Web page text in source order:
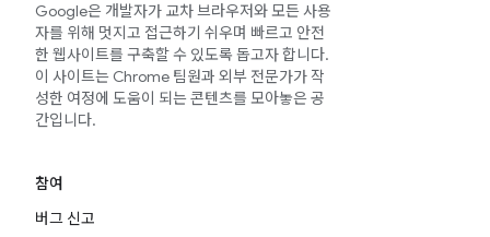
Google은 개발자가 교차 브라우저와 모든 사용
자를 위해 멋지고 접근하기 쉬우며 빠르고 안전
한 웹사이트를 구축할 수 있도록 돕고자 합니다.
이 사이트는 Chrome 팀원과 외부 전문가가 작
성한 여정에 도움이 되는 콘텐츠를 모아놓은 공
간입니다.
참여
버그 신고